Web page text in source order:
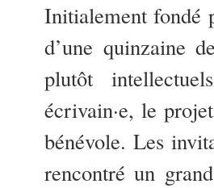
Initialement fondé
d’une quinzaine
plutôt
écrivain·e, le
bénévole. Les
rencontré un